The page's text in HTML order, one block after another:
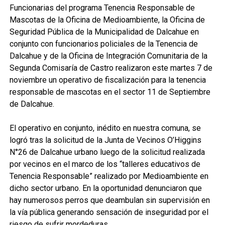
Funcionarias del programa Tenencia Responsable de
Mascotas de la Oficina de Medioambiente, la Oficina de
Seguridad Pública de la Municipalidad de Dalcahue en
conjunto con funcionarios policiales de la Tenencia de
Dalcahue y de la Oficina de Integración Comunitaria de la
Segunda Comisaría de Castro realizaron este martes 7 de
noviembre un operativo de fiscalización para la tenencia
responsable de mascotas en el sector 11 de Septiembre
de Dalcahue.
El operativo en conjunto, inédito en nuestra comuna, se
logró tras la solicitud de la Junta de Vecinos O’Higgins
N°26 de Dalcahue urbano luego de la solicitud realizada
por vecinos en el marco de los “talleres educativos de
Tenencia Responsable” realizado por Medioambiente en
dicho sector urbano. En la oportunidad denunciaron que
hay numerosos perros que deambulan sin supervisión en
la vía pública generando sensación de inseguridad por el